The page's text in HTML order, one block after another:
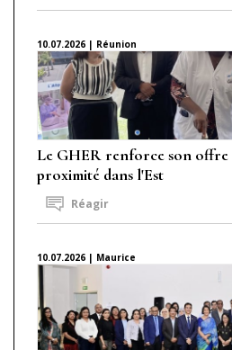
10.07.2026 | Réunion
Le GHER renforce son offre
proximité dans l'Est
Réagir
10.07.2026 | Maurice